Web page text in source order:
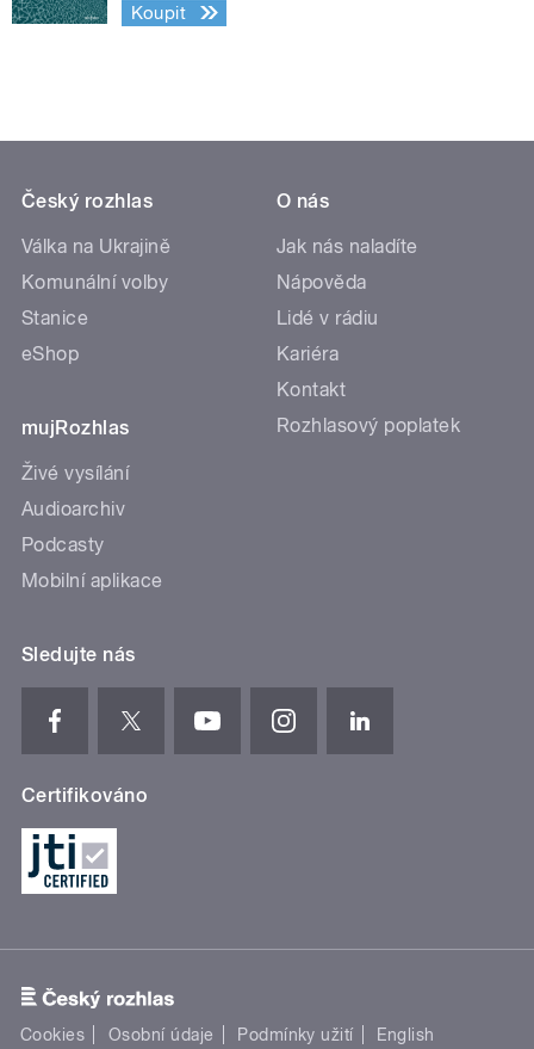
Koupit
Český rozhlas
Válka na Ukrajině
Komunální volby
Stanice
eShop
mujRozhlas
Živé vysílání
Audioarchiv
Podcasty
Mobilní aplikace
O nás
Jak nás naladíte
Nápověda
Lidé v rádiu
Kariéra
Kontakt
Rozhlasový poplatek
Sledujte nás
Certifikováno
Cookies Osobní údaje Podmínky užití English